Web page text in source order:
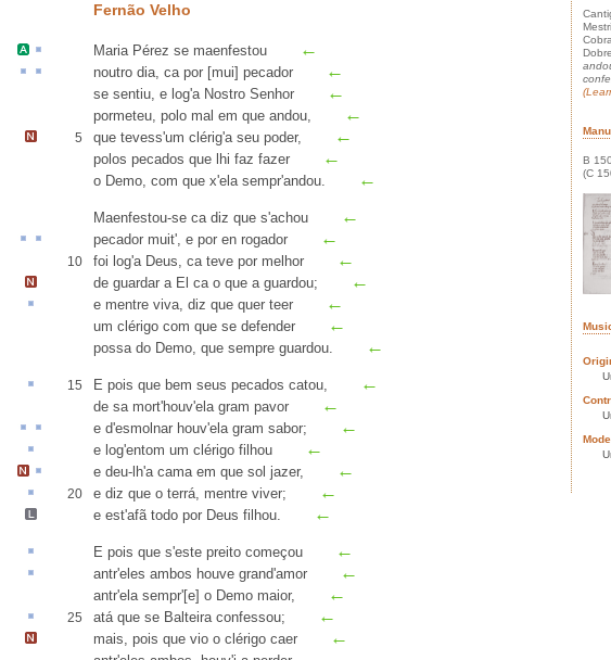
Fernão Velho
Maria Pérez se maenfestou ←
noutro dia, ca por [mui] pecador ←
se sentiu, e log'a Nostro Senhor ←
pormeteu, polo mal em que andou, ←
5 que tevess'um clérig'a seu poder, ←
polos pecados que lhi faz fazer ←
o Demo, com que x'ela sempr'andou. ←
Maenfestou-se ca diz que s'achou ←
pecador muit', e por en rogador ←
10 foi log'a Deus, ca teve por melhor ←
de guardar a El ca o que a guardou; ←
e mentre viva, diz que quer teer ←
um clérigo com que se defender ←
possa do Demo, que sempre guardou. ←
15 E pois que bem seus pecados catou, ←
de sa mort'houv'ela gram pavor ←
e d'esmolnar houv'ela gram sabor; ←
e log'entom um clérigo filhou ←
e deu-lh'a cama em que sol jazer, ←
20 e diz que o terrá, mentre viver; ←
e est'afãtodo por Deus filhou. ←
E pois que s'este preito começou ←
antr'eles ambos houve grand'amor ←
antr'ela sempr'[e] o Demo maior, ←
25 atáque se Balteira confessou; ←
mais, pois que vio o clérigo caer ←
B
(C